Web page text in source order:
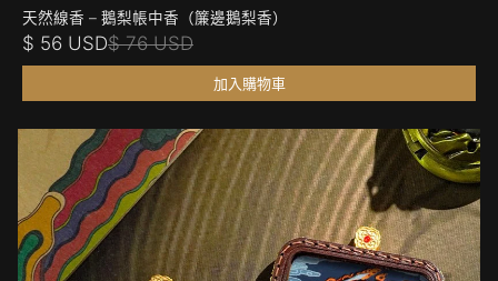
天然線香 – 鵝梨帳中香（簾邊鵝梨香）
$ 56 USD$ 76 USD
加入購物車